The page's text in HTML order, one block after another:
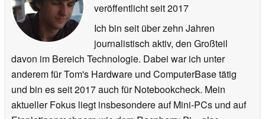
veröffentlichtseit 2017
Ich bin seit über zehn Jahren
journalistisch aktiv, den Großteil
davon im Bereich Technologie. Dabei war ich unter
anderem für Tom's Hardware und ComputerBase tätig
und bin es seit 2017 auch für Notebookcheck. Mein
aktueller Fokus liegt insbesondere auf Mini-PCs und auf